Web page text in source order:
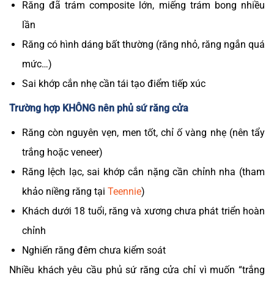
Răng đã trám composite lớn, miếng trám bong nhiều
lần
Răng có hình dáng bất thường (răng nhỏ, răng ngắn quá
mức…)
Sai khớp cắn nhẹ cần tái tạo điểm tiếp xúc
Trường hợp KHÔNG nên phủ sứ răng cửa
Răng còn nguyên vẹn, men tốt, chỉ ố vàng nhẹ (nên tẩy
trắng hoặc veneer)
Răng lệch lạc, sai khớp cắn nặng cần chỉnh nha (tham
khảo niềng răng tại Teennie)
Khách dưới 18 tuổi, răng và xương chưa phát triển hoàn
chỉnh
Nghiến răng đêm chưa kiểm soát
Nhiều khách yêu cầu phủ sứ răng cửa chỉ vì muốn “trắng